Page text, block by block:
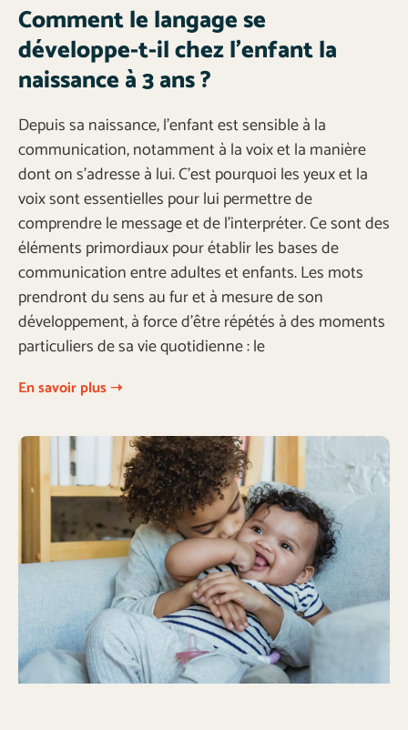
Comment le langage se
développe-t-il chez l’enfant la
naissance à 3 ans ?
Depuis sa naissance, l’enfant est sensible à la
communication, notamment à la voix et la manière
dont on s’adresse à lui. C’est pourquoi les yeux et la
voix sont essentielles pour lui permettre de
comprendre le message et de l’interpréter. Ce sont des
éléments primordiaux pour établir les bases de
communication entre adultes et enfants. Les mots
prendront du sens au fur et à mesure de son
développement, à force d’être répétés à des moments
particuliers de sa vie quotidienne : le
En savoir plus ➝